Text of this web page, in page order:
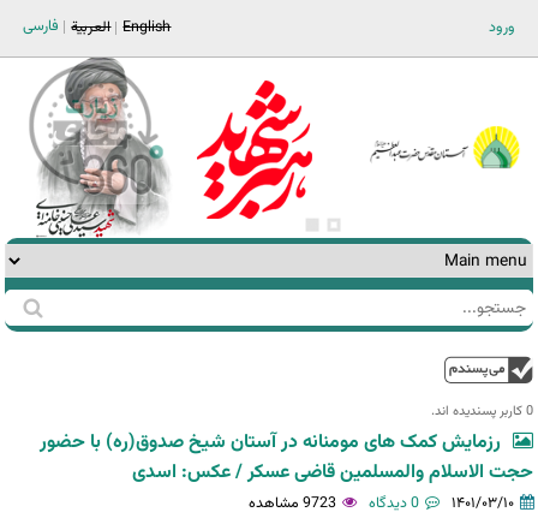
ورود فارسی العربية English
فرم
جستجو
جستجو
0 کاربر پسندیده اند.‎
رزمایش کمک های مومنانه در آستان شیخ صدوق(ره) با حضور
حجت الاسلام والمسلمین قاضی عسکر / عکس: اسدی
۱۴۰۱/۰۳/۱۰ 0 دیدگاه 9723 مشاهده